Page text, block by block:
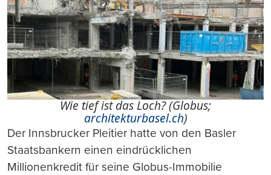
Wie tief ist das Loch? (Globus;
architekturbasel.ch)
Der Innsbrucker Pleitier hatte von den Basler
Staatsbankern einen eindrücklichen
Millionenkredit für seine Globus-Immobilie